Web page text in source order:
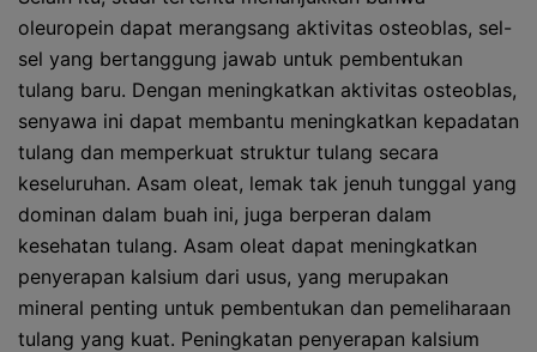
oleuropein dapat merangsang aktivitas osteoblas, sel-
sel yang bertanggung jawab untuk pembentukan
tulang baru. Dengan meningkatkan aktivitas osteoblas,
senyawa ini dapat membantu meningkatkan kepadatan
tulang dan memperkuat struktur tulang secara
keseluruhan. Asam oleat, lemak tak jenuh tunggal yang
dominan dalam buah ini, juga berperan dalam
kesehatan tulang. Asam oleat dapat meningkatkan
penyerapan kalsium dari usus, yang merupakan
mineral penting untuk pembentukan dan pemeliharaan
tulang yang kuat. Peningkatan penyerapan kalsium